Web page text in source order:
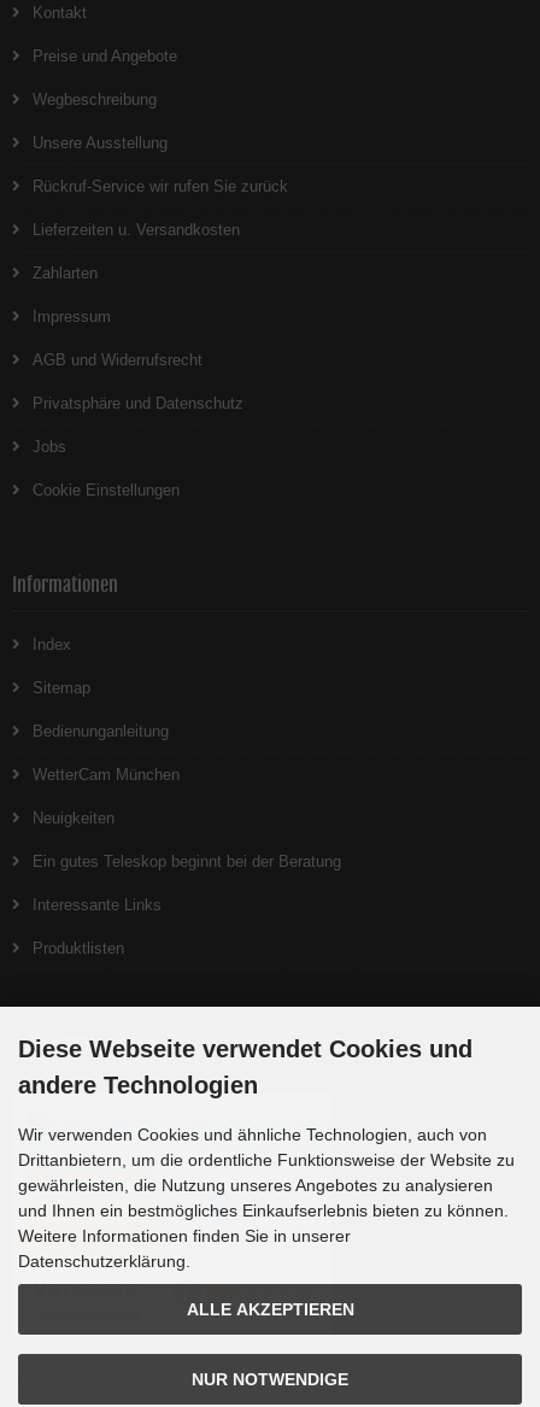
Kontakt
Preise und Angebote
Wegbeschreibung
Unsere Ausstellung
Rückruf-Service wir rufen Sie zurück
Lieferzeiten u. Versandkosten
Zahlarten
Impressum
AGB und Widerrufsrecht
Privatsphäre und Datenschutz
Jobs
Cookie Einstellungen
Informationen
Index
Sitemap
Bedienunganleitung
WetterCam München
Neuigkeiten
Ein gutes Teleskop beginnt bei der Beratung
Interessante Links
Produktlisten
Zahlungsmethoden
Sprachvariablen befinden sich in der Datei tpl_modified/lang/german/lang_german.custom.
Diese Webseite verwendet Cookies und
andere Technologien
Wir verwenden Cookies und ähnliche Technologien, auch von
Drittanbietern, um die ordentliche Funktionsweise der Website zu
gewährleisten, die Nutzung unseres Angebotes zu analysieren
und Ihnen ein bestmögliches Einkaufserlebnis bieten zu können.
Weitere Informationen finden Sie in unserer
Datenschutzerklärung.
ALLE AKZEPTIEREN
NUR NOTWENDIGE